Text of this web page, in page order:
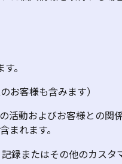
。
お客様も含みます）
活動およびお客様との関
まれます。
録またはその他のカスタ